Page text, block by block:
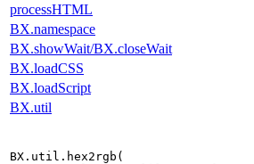
processHTML
BX.namespace
BX.showWait/BX.closeWait
BX.loadCSS
BX.loadScript
BX.util
BX.util.hex2rgb(